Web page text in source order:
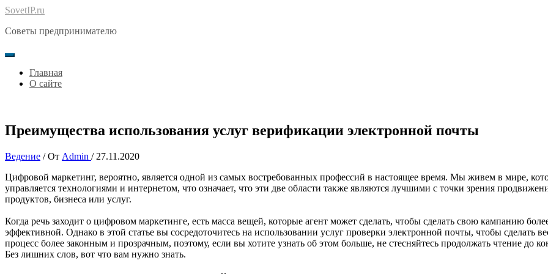
Перейти
содержимому
SovetIP.ru
Советы предпринимателю
Главная
О сайте
Преимущества использования услуг верификации электронной почты
Ведение / От Admin / 27.11.2020
Цифровой маркетинг, вероятно, является одной из самых востребованных профессий в настоящее время. Мы живем в мире,
управляется технологиями и интернетом, что означает, что эти две области также являются лучшими с точки зрения
продуктов, бизнеса или услуг.
Когда речь заходит о цифровом маркетинге, есть масса вещей, которые агент может сделать, чтобы сделать свою кампанию
эффективной. Однако в этой статье вы сосредоточитесь на использовании услуг проверки электронной почты, чтобы сделать
процесс более законным и прозрачным, поэтому, если вы хотите узнать об этом больше, не стесняйтесь продолжать чтение до
Без лишних слов, вот что вам нужно знать.